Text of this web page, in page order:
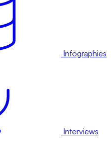
Infographies
Interviews